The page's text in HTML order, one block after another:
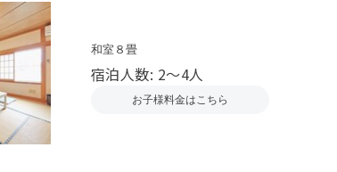
和室８畳
宿泊人数: 2～4人
お子様料金はこちら